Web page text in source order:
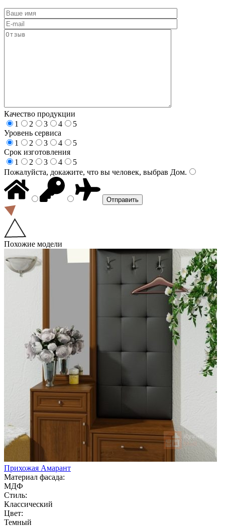
Качество продукции
1
2 3 4
5
Уровень сервиса
1
2 3 4
5
Срок изготовления
1
2 3 4
5
Пожалуйста, докажите, что вы человек, выбрав Дом.
Похожие модели
Прихожая Амарант
Материал фасада:
МДФ
Стиль:
Классический
Цвет:
Темный